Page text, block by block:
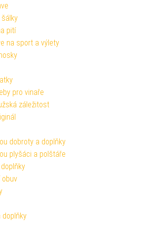
šálky
pití
na sport a výlety
pro vinaře
záležitost
dobroty a doplňky
plyšáci a polštáře
obuv
doplňky